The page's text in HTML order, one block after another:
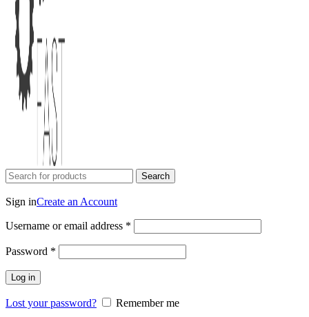
Search
Sign inCreate an Account
Username or email address *
Password *
Log in
Lost your password?
Remember me